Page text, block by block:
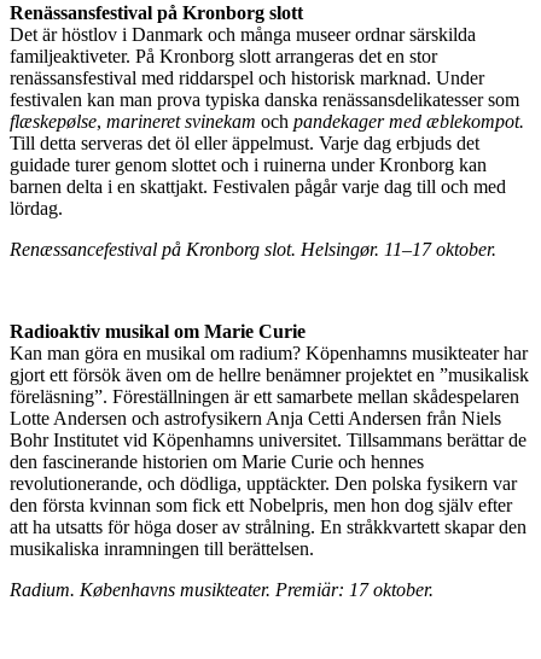
Renässansfestival på Kronborg slott
Det är höstlov i Danmark och många museer ordnar särskilda
familjeaktiveter. På Kronborg slott arrangeras det en stor
renässansfestival med riddarspel och historisk marknad. Under
festivalen kan man prova typiska danska renässansdelikatesser som
flæskepølse, marineret svinekam och pandekager med æblekompot.
Till detta serveras det öl eller äppelmust. Varje dag erbjuds det
guidade turer genom slottet och i ruinerna under Kronborg kan
barnen delta i en skattjakt. Festivalen pågår varje dag till och med
lördag.
Renæssancefestival på Kronborg slot. Helsingør. 11–17 oktober.
Radioaktiv musikal om Marie Curie
Kan man göra en musikal om radium? Köpenhamns musikteater har
gjort ett försök även om de hellre benämner projektet en ”musikalisk
föreläsning”. Föreställningen är ett samarbete mellan skådespelaren
Lotte Andersen och astrofysikern Anja Cetti Andersen från Niels
Bohr Institutet vid Köpenhamns universitet. Tillsammans berättar de
den fascinerande historien om Marie Curie och hennes
revolutionerande, och dödliga, upptäckter. Den polska fysikern var
den första kvinnan som fick ett Nobelpris, men hon dog själv efter
att ha utsatts för höga doser av strålning. En stråkkvartett skapar den
musikaliska inramningen till berättelsen.
Radium. Københavns musikteater. Premiär: 17 oktober.